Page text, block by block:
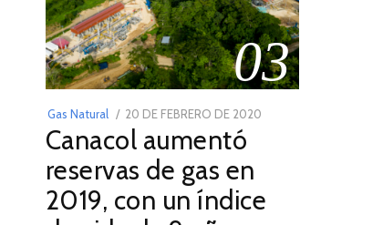
03
Gas Natural
POSTED
ON
20 DE FEBRERO DE 2020
2025
Canacol aumentó
reservas de gas en
2019, con un índice